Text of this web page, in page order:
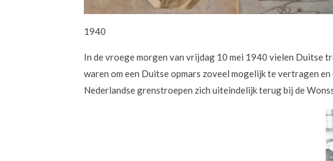
1940
In de vroege morgen van vrijdag 10 mei 1940 vielen Duitse
waren om een Duitse opmars zoveel mogelijk te vertragen
Nederlandse grenstroepen zich uiteindelijk terug bij de